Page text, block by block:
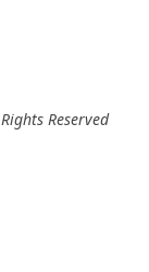
Reserved